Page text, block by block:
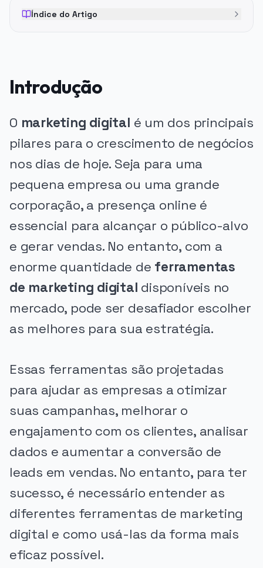
Índice do Artigo
Introdução
O marketing digital é um dos principais
pilares para o crescimento de negócios
nos dias de hoje. Seja para uma
pequena empresa ou uma grande
corporação, a presença online é
essencial para alcançar o público-alvo
e gerar vendas. No entanto, com a
enorme quantidade de ferramentas
de marketing digital disponíveis no
mercado, pode ser desafiador escolher
as melhores para sua estratégia.
Essas ferramentas são projetadas
para ajudar as empresas a otimizar
suas campanhas, melhorar o
engajamento com os clientes, analisar
dados e aumentar a conversão de
leads em vendas. No entanto, para ter
sucesso, é necessário entender as
diferentes ferramentas de marketing
digital e como usá-las da forma mais
eficaz possível.